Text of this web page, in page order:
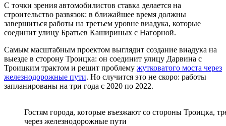
С точки зрения автомобилистов ставка делается на
строительство развязок: в ближайшее время должны
завершиться работы на третьем уровне виадука, которые
соединит улицу Братьев Кашириных с Нагорной.
Самым масштабным проектом выглядит создание виадука на
выезде в сторону Троицка: он соединит улицу Дарвина с
Троицким трактом и решит проблему жутковатого моста через
железнодорожные пути. Но случится это не скоро: работы
запланированы на три года с 2020 по 2022.
Гостям города, которые въезжают со стороны Троицка,
через железнодорожные пути